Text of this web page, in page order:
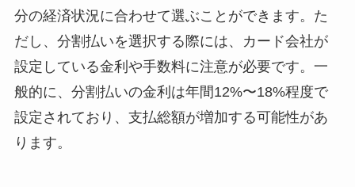
分の経済状況に合わせて選ぶことができます。た
だし、分割払いを選択する際には、カード会社が
設定している金利や手数料に注意が必要です。一
般的に、分割払いの金利は年間12%〜18%程度で
設定されており、支払総額が増加する可能性があ
ります。